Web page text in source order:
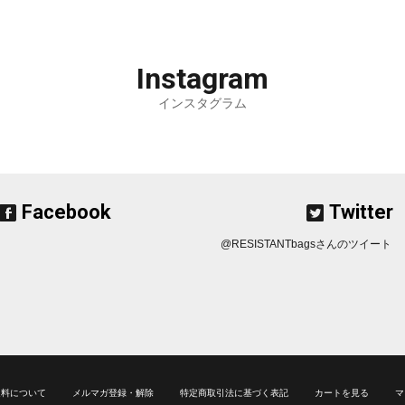
Instagram
インスタグラム
Facebook Twitter
@RESISTANTbagsさんのツイート
について メルマガ登録・解除 特定商取引法に基づく表記 カートを見る